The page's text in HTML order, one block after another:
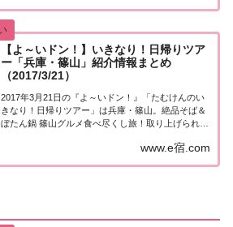
【よ～いドン！】いきなり！日帰りツア
ー「兵庫・篠山」紹介情報まとめ
（2017/3/21）
2017年3月21日の『よ～いドン！』「たむけんのい
きなり！日帰りツアー」は兵庫・篠山。絶品そば＆
ぼたん鍋 篠山グルメ食べ尽くし旅！取り上げられた
日の『たむけんの日帰りツアー』は兵庫・篠山。・
www.e宿.com